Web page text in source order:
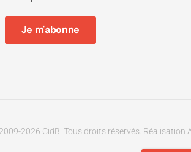
Je m'abonne
2026 CidB. Tous droits réservés. Réalisation